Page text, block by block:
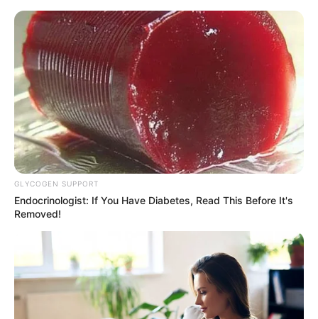
GLYCOGEN SUPPORT
Endocrinologist: If You Have Diabetes, Read This Before It's
Removed!